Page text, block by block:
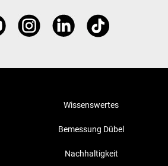
Wissenswertes
Bemessung Dübel
Nachhaltigkeit